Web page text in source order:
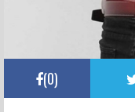
(0)